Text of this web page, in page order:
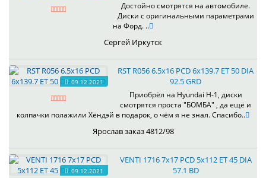
Достойно смотрятся на автомобиле.
Диски с оригинальными параметрами
на Форд. ..
Сергей Иркутск
09.12.2021
RST R056 6.5x16 PCD 6x139.7 ET 50 DIA
92.5 GRD
Приобрёл на Hyundai H-1, диски
смотрятся проста "БОМБА" , да ещё и
колпачки полажили Хёндэй в подарок, о чём я не знал. Спасибо..
Ярослав заказ 4812/98
09.12.2021
VENTI 1716 7x17 PCD 5x112 ET 45 DIA
57.1 BD